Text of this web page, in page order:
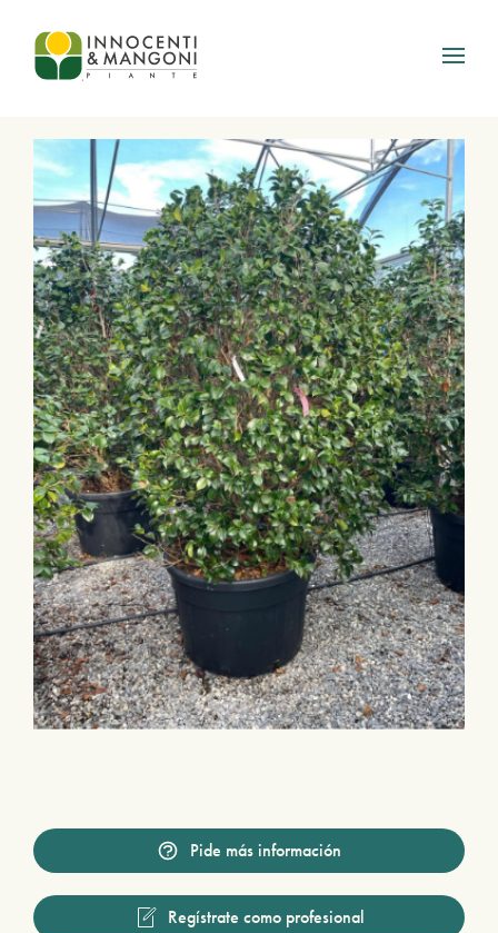
Skip to main content
Pide más información
Regístrate como profesional